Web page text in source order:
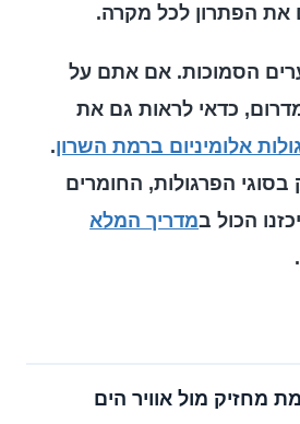
את הפתרון לכל מקרה.
הסמוכות. אם אתם על
כדאי לראות גם את
אלומיניום ברמת השרון.
הפרגולות, החומרים
הכול במדריך המלא
.
מחזיק מול אוויר הים